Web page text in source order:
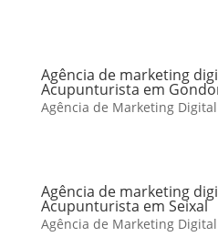
Agência de marketing
Acupunturista em
Agência de Marketing
Agência de marketing
Acupunturista em Seixal
Agência de Marketing